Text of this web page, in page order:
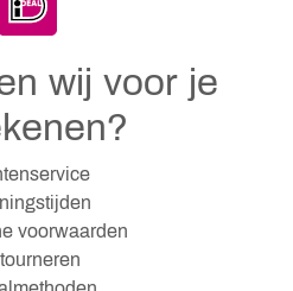
wij voor je
voorwaarden